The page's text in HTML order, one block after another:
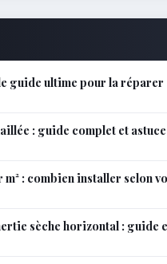
guide ultime pour la
: guide complet et
: combien installer selon
sèche horizontal : guide